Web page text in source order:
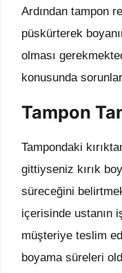
Ardından tampon
püskürterek
olması
konusunda
Tampon
Tampondaki
gittiyseniz kırık
süreceğini
içerisinde ustanın
müşteriye teslim
boyama süreleri